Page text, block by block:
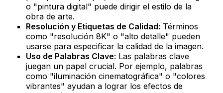
o "pintura digital" puede dirigir el estilo de la
obra de arte.
Resolución y Etiquetas de Calidad: Términos
como "resolución 8K" o "alto detalle" pueden
usarse para especificar la calidad de la imagen.
Uso de Palabras Clave: Las palabras clave
juegan un papel crucial. Por ejemplo, palabras
como "iluminación cinematográfica" o "colores
vibrantes" ayudan a lograr los efectos de